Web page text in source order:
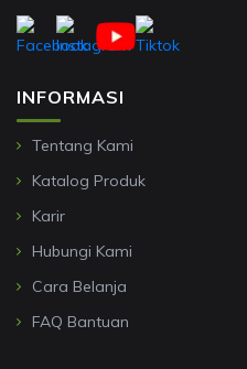
INFORMASI
Tentang Kami
Katalog Produk
Karir
Hubungi Kami
Cara Belanja
FAQ Bantuan